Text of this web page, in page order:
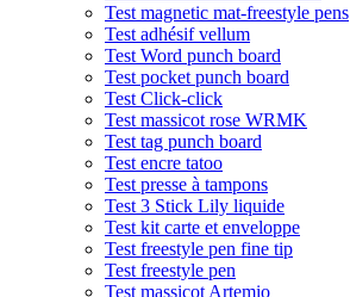
Test magnetic mat-freestyle pens
Test adhésif vellum
Test Word punch board
Test pocket punch board
Test Click-click
Test massicot rose WRMK
Test tag punch board
Test encre tatoo
Test presse à tampons
Test 3 Stick Lily liquide
Test kit carte et enveloppe
Test freestyle pen fine tip
Test freestyle pen
Test massicot Artemio